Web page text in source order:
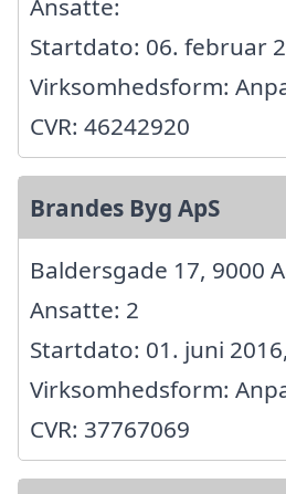
Ansatte:
Startdato: 06. februar
Virksomhedsform:
CVR: 46242920
Brandes Byg ApS
Baldersgade 17, 9000
Ansatte: 2
Startdato: 01. juni 2016,
Virksomhedsform:
CVR: 37767069